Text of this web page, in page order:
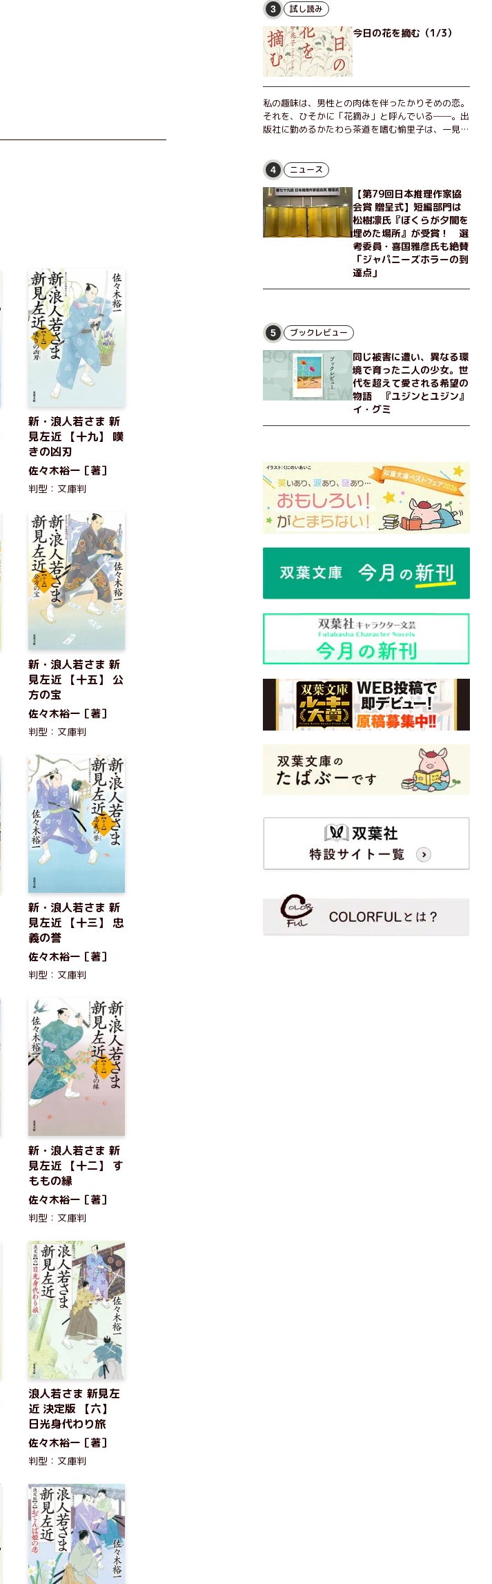
新・浪人若さま 新
見左近 【十九】 嘆
きの凶刃
佐々木裕一［著］
判型：文庫判
新・浪人若さま 新
見左近 【十五】 公
方の宝
佐々木裕一［著］
判型：文庫判
新・浪人若さま 新
見左近 【十三】 忠
義の誉
佐々木裕一［著］
判型：文庫判
新・浪人若さま 新
見左近 【十二】 す
ももの縁
佐々木裕一［著］
判型：文庫判
浪人若さま 新見左
近 決定版 【六】
日光身代わり旅
佐々木裕一［著］
判型：文庫判
3 試し読み
今日の花を摘む（1/3）
私の趣味は、男性との肉体を伴ったかりそめの恋。
それを、ひそかに「花摘み」と呼んでいる──。出
版社に勤めるかたわら茶道を嗜む愉里子は、一見地
を愉しんでいた。そんな愉里子の前に初めて、恋の
終わりを怖れさせる男が現れた。茶の湯の粋人、
70歳の万江島だ。だが彼には、ある秘密があっ
た……。自分の心と身体を偽らない女たちの姿と、
その連帯を描く。赤裸々にして切実な、セクシュア
リティをめぐる物語。
4 ニュース
【第79回日本推理作家協
会賞 贈呈式】短編部門は
松樹凛氏『ぼくらが夕闇を
埋めた場所』が受賞！ 選
考委員・喜国雅彦氏も絶賛
「ジャパニーズホラーの到
達点」
5 ブックレビュー
同じ被害に遭い、異なる環
境で育った二人の少女。世
代を超えて愛される希望の
物語 『ユジンとユジン』
イ・グミ